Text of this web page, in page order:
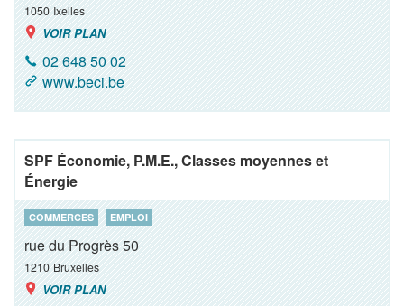
1050 Ixelles
VOIR PLAN
02 648 50 02
www.beci.be
SPF Économie, P.M.E., Classes moyennes et
Énergie
COMMERCES EMPLOI
rue du Progrès 50
1210 Bruxelles
VOIR PLAN